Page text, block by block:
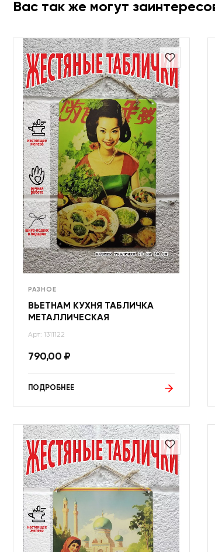
Вас так же могут
РАЗНОЕ
ВЬЕТНАМ КУХНЯ ТАБЛИЧКА
МЕТАЛЛИЧЕСКАЯ
Арт: 1311122
790,00 ₽
ПОДРОБНЕЕ